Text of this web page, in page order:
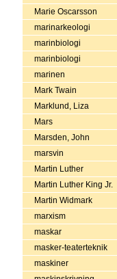
Marie Oscarsson
marinarkeologi
marinbiologi
marinbiologi
marinen
Mark Twain
Marklund, Liza
Mars
Marsden, John
marsvin
Martin Luther
Martin Luther King Jr.
Martin Widmark
marxism
maskar
masker-teaterteknik
maskiner